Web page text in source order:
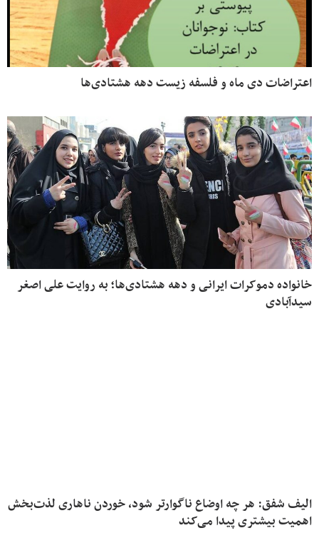
اعتراضات دی ماه و فلسفه زیست دهه هشتادی‌ها
خانواده دموکرات ایرانی و دهه هشتادی‌ها؛ به روایت علی اصغر
سیدآبادی
الیف شفق: هر چه اوضاع ناگوارتر شود، خوردن ناهاری لذت‌بخش
اهمیت بیشتری پیدا می‌کند